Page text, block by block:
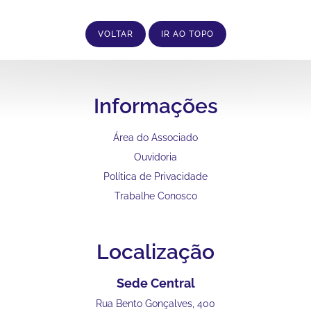
VOLTAR IR AO TOPO
Informações
Área do Associado
Ouvidoria
Política de Privacidade
Trabalhe Conosco
Localização
Sede Central
Rua Bento Gonçalves, 400